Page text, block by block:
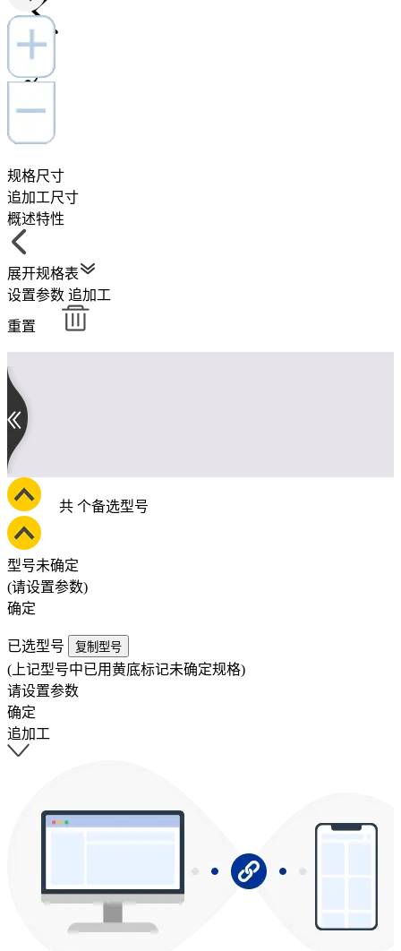
规格尺寸
追加工尺寸
概述特性
展开规格表
设置参数 追加工
重置
共 个备选型号
型号未确定
(请设置参数)
确定
已选型号 复制型号
(上记型号中已用黄底标记未确定规格)
请设置参数
确定
追加工